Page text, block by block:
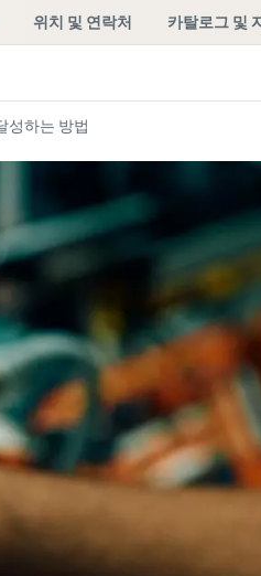
위치 및 연락처 카탈로그 및
성하는 방법